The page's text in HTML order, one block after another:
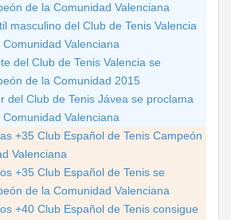
de la Comunidad Valenciana
masculino del Club de Tenis Valencia
Valenciana
del Club de Tenis Valencia se
de la Comunidad 2015
del Club de Tenis Jávea se proclama
Valenciana
+35 Club Español de Tenis Campeón
Valenciana
+35 Club Español de Tenis se
de la Comunidad Valenciana
+40 Club Español de Tenis consigue